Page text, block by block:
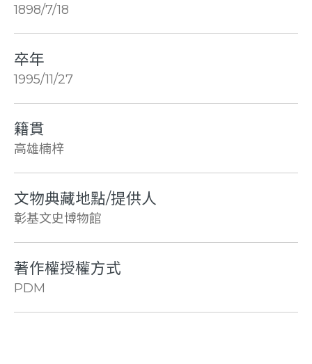
1898/7/18
卒年
1995/11/27
籍貫
高雄楠梓
文物典藏地點/提供人
彰基文史博物館
著作權授權方式
PDM